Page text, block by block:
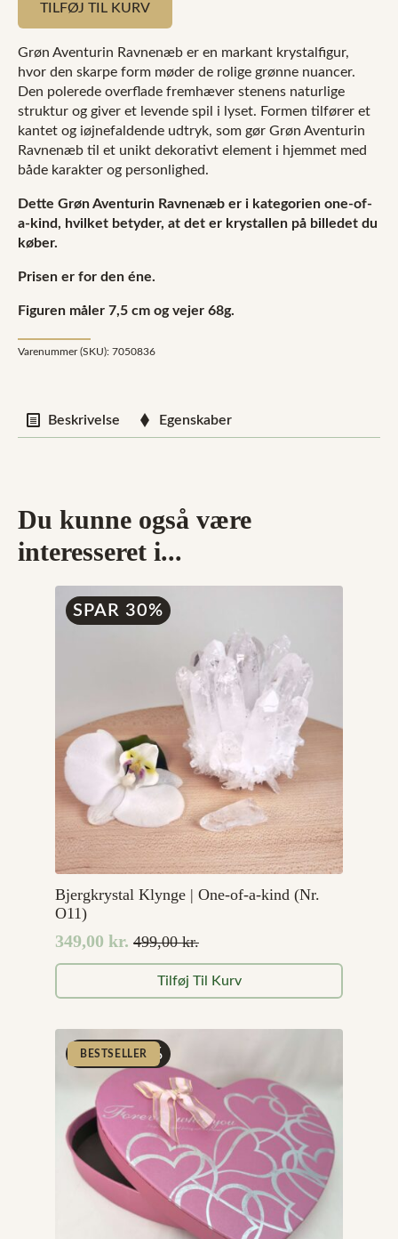
TILFØJ TIL KURV
Grøn Aventurin Ravnenæb er en markant krystalfigur,
hvor den skarpe form møder de rolige grønne nuancer.
Den polerede overflade fremhæver stenens naturlige
struktur og giver et levende spil i lyset. Formen tilfører et
kantet og iøjnefaldende udtryk, som gør Grøn Aventurin
Ravnenæb til et unikt dekorativt element i hjemmet med
både karakter og personlighed.
Dette Grøn Aventurin Ravnenæb er i kategorien one-of-
a-kind, hvilket betyder, at det er krystallen på billedet du
køber.
Prisen er for den éne.
Figuren måler 7,5 cm og vejer 68g.
Varenummer (SKU): 7050836
Beskrivelse Egenskaber
Du kunne også være
interesseret i...
SPAR 30%
Bjergkrystal Klynge | One-of-a-kind (Nr.
O11)
499,00kr.
Den
oprindelige
pris
499,00 kr..
349,00 kr.
Den
aktuelle
pris
349,00 kr..
Tilføj Til Kurv
BESTSELLER
SPAR 51%